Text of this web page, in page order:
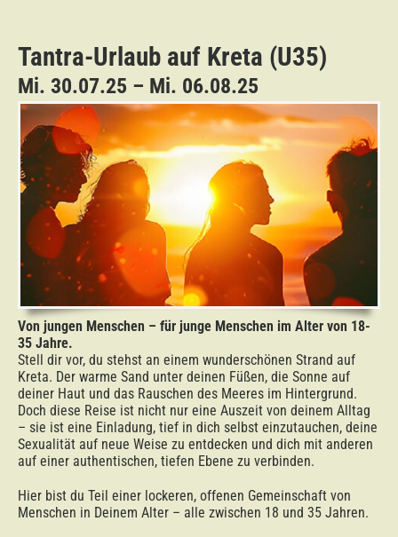
Tantra-Urlaub auf Kreta (U35)
Mi. 30.07.25 – Mi. 06.08.25
Von jungen Menschen – für junge Menschen im Alter von 18-
35 Jahre.
Stell dir vor, du stehst an einem wunderschönen Strand auf
Kreta. Der warme Sand unter deinen Füßen, die Sonne auf
deiner Haut und das Rauschen des Meeres im Hintergrund.
Doch diese Reise ist nicht nur eine Auszeit von deinem Alltag
– sie ist eine Einladung, tief in dich selbst einzutauchen, deine
Sexualität auf neue Weise zu entdecken und dich mit anderen
auf einer authentischen, tiefen Ebene zu verbinden.
Hier bist du Teil einer lockeren, offenen Gemeinschaft von
Menschen in Deinem Alter – alle zwischen 18 und 35 Jahren.